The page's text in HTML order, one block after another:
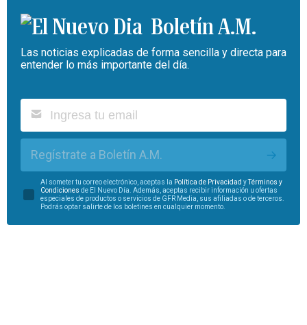
Boletín A.M.
Las noticias explicadas de forma sencilla y directa para
entender lo más importante del día.
Regístrate a Boletín A.M.
Al someter tu correo electrónico, aceptas la Política de Privacidad yTérminos y
Condiciones de El Nuevo Día. Además, aceptas recibir información u ofertas
especiales de productos o servicios de GFR Media, sus afiliadas o de terceros.
Podrás optar salirte de los boletines en cualquier momento.